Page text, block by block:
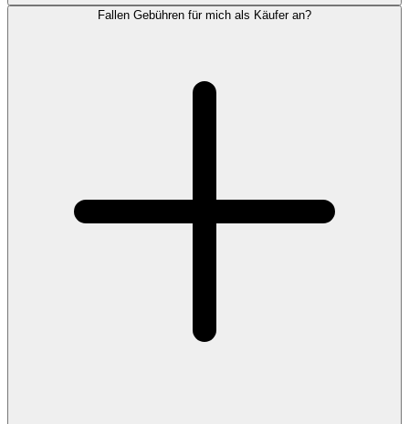
Fallen Gebühren für mich als Käufer an?